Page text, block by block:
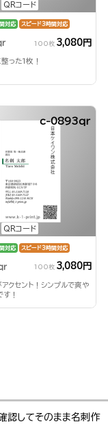
QRコード
対応 スピード3時間対応
100枚 3,080円
った1枚！
QRコード
c-0893qr
対応 スピード3時間対応
100枚 3,080円
アクセント！シンプルで爽や
す！
認してそのまま名刺作